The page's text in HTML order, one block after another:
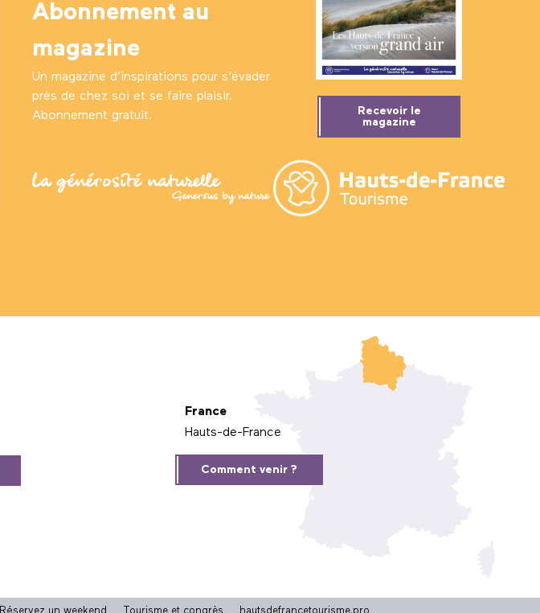
Abonnement au
magazine
Un magazine d’inspirations pour s'évader
près de chez soi et se faire plaisir.
Abonnement gratuit.
Recevoir le
magazine
France
Hauts-de-France
Comment venir ?